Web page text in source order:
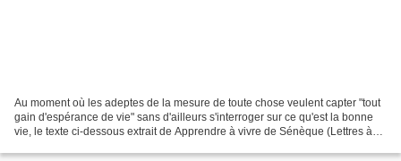
Au moment où les adeptes de la mesure de toute chose veulent capter "tout
gain d'espérance de vie" sans d'ailleurs s'interroger sur ce qu'est la bonne
vie, le texte ci-dessous extrait de Apprendre à vivre de Sénèque (Lettres à